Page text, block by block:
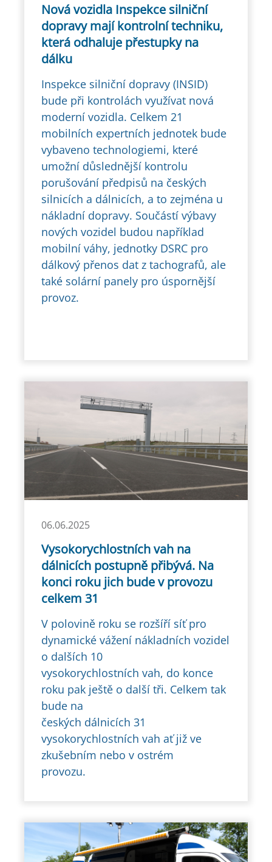
Nová vozidla Inspekce silniční
dopravy mají kontrolní techniku,
která odhaluje přestupky na
dálku
Inspekce silniční dopravy (INSID)
bude při kontrolách využívat nová
moderní vozidla. Celkem 21
mobilních expertních jednotek bude
vybaveno technologiemi, které
umožní důslednější kontrolu
porušování předpisů na českých
silnicích a dálnicích, a to zejména u
nákladní dopravy. Součástí výbavy
nových vozidel budou například
mobilní váhy, jednotky DSRC pro
dálkový přenos dat z tachografů, ale
také solární panely pro úspornější
provoz.
06.06.2025
Vysokorychlostních vah na
dálnicích postupně přibývá. Na
konci roku jich bude v provozu
celkem 31
V polovině roku se rozšíří síť pro
dynamické vážení nákladních vozidel
o dalších 10
vysokorychlostních vah, do konce
roku pak ještě o další tři. Celkem tak
bude na
českých dálnicích 31
vysokorychlostních vah ať již ve
zkušebním nebo v ostrém
provozu.